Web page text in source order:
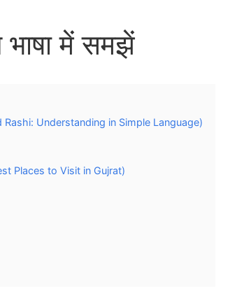
भाषा में समझें
Rashi: Understanding in Simple Language)
Places to Visit in Gujrat)